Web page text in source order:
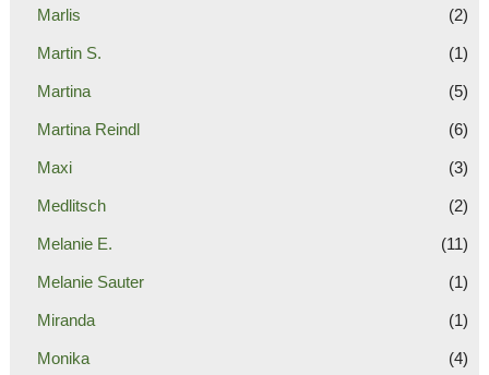
Marlis (2)
Martin S. (1)
Martina (5)
Martina Reindl (6)
Maxi (3)
Medlitsch (2)
Melanie E. (11)
Melanie Sauter (1)
Miranda (1)
Monika (4)